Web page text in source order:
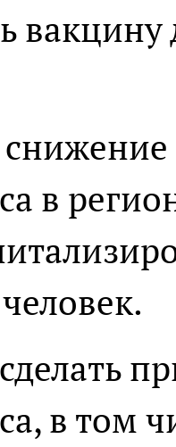
в
в том